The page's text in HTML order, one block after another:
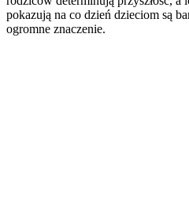
pokazują na co dzień dzieciom są
ogromne znaczenie.